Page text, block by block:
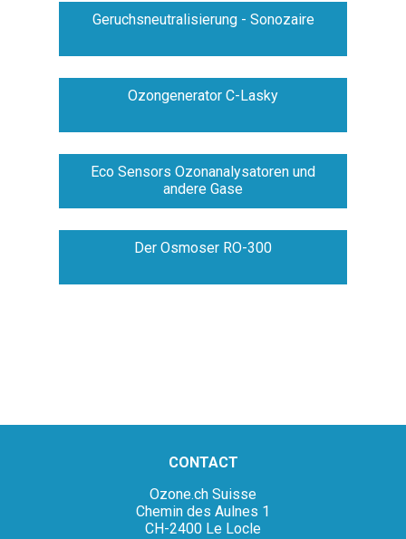
Geruchsneutralisierung - Sonozaire
Ozongenerator C-Lasky
Eco Sensors Ozonanalysatoren und
andere Gase
Der Osmoser RO-300
CONTACT
Ozone.ch Suisse
Chemin des Aulnes 1
CH-2400 Le Locle